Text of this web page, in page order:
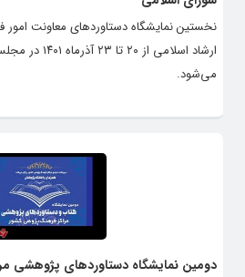
نخستین نمایشگاه دستاوردهای معاونت
ارشاد اسلامی
می‌شود.
دومین نمایشگاه دستاوردهای پژوهشی